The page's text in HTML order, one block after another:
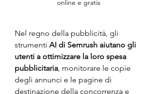
online e gratis
Nel regno della pubblicità, gli
strumenti AI di Semrush aiutano gli
utenti a ottimizzare la loro spesa
pubblicitaria, monitorare le copie
degli annunci e le pagine di
destinazione della concorrenza e